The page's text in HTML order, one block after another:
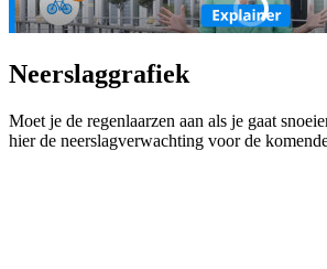
Neerslaggrafiek
Moet je de regenlaarzen aan als je gaat
hier de neerslagverwachting voor de